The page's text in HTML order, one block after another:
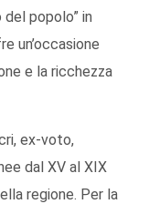
popolo” in
un’occasione
e la ricchezza
ex-voto,
dal XV al XIX
regione. Per la